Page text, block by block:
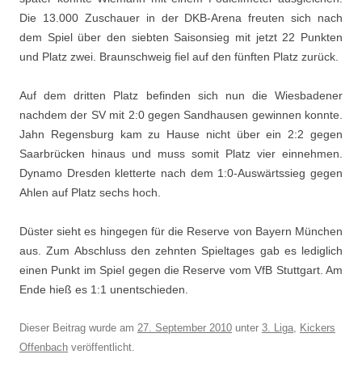
Die 13.000 Zuschauer in der DKB-Arena freuten sich nach
dem Spiel über den siebten Saisonsieg mit jetzt 22 Punkten
und Platz zwei. Braunschweig fiel auf den fünften Platz zurück.
Auf dem dritten Platz befinden sich nun die Wiesbadener
nachdem der SV mit 2:0 gegen Sandhausen gewinnen konnte.
Jahn Regensburg kam zu Hause nicht über ein 2:2 gegen
Saarbrücken hinaus und muss somit Platz vier einnehmen.
Dynamo Dresden kletterte nach dem 1:0-Auswärtssieg gegen
Ahlen auf Platz sechs hoch.
Düster sieht es hingegen für die Reserve von Bayern München
aus. Zum Abschluss den zehnten Spieltages gab es lediglich
einen Punkt im Spiel gegen die Reserve vom VfB Stuttgart. Am
Ende hieß es 1:1 unentschieden.
Dieser Beitrag wurde am 27. September 2010 unter 3. Liga, Kickers
Offenbach veröffentlicht.